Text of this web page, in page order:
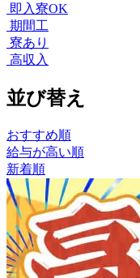
即入寮OK
期間工
寮あり
高収入
並び替え
おすすめ順
給与が高い順
新着順